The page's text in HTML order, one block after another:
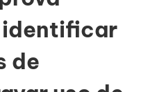
identificar
de